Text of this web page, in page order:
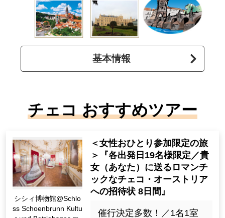
基本情報
チェコ おすすめツアー
シシィ博物館@Schlo
ss Schoenbrunn Kultu
＜女性おひとり参加限定の旅
＞『各出発日19名様限定／貴
女（あなた）に送るロマンチ
ックなチェコ・オーストリア
への招待状 8日間』
催行決定多数！／1名1室